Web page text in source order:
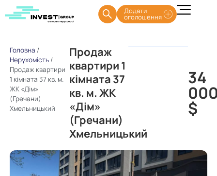
Додати
оголошення
Головна /
Нерухомість /
Продаж квартири
1 кімната 37 кв. м.
ЖК «Дім»
(Гречани)
Хмельницький
Продаж
квартири 1
кімната 37
кв. м. ЖК
«Дім»
(Гречани)
Хмельницький
34
$